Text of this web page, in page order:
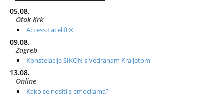
05.08.
Otok Krk
Access Facelift®
09.08.
Zagreb
Konstelacije SIKON s Vedranom Kraljetom
13.08.
Online
Kako se nositi s emocijama?